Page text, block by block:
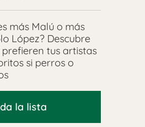
más Malú o más
López? Descubre
prefieren tus artistas
si perros o
la lista